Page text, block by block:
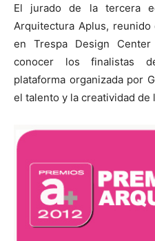
El jurado de la tercera
Arquitectura Aplus,
en Trespa Design
conocer los finalistas
plataforma organizada por
el talento y la creatividad